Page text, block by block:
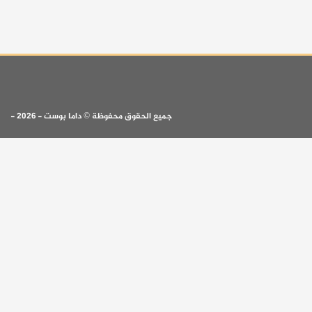
جميع الحقوق محفوظة © داما بوست - 2026 -